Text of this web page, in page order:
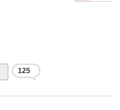
125